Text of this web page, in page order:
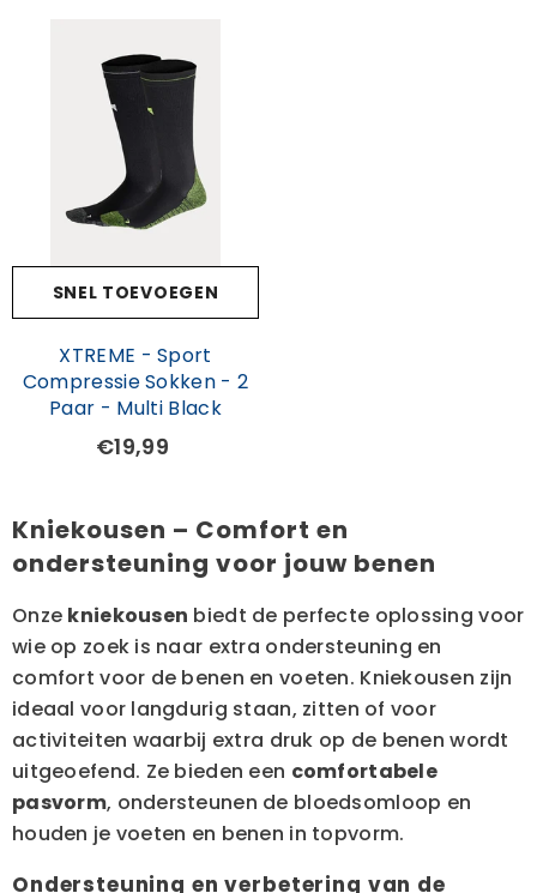
SNEL TOEVOEGEN
XTREME - Sport
Compressie Sokken - 2
Paar - Multi Black
€19,99
Kniekousen – Comfort en
ondersteuning voor jouw benen
Onze kniekousen biedt de perfecte oplossing voor
wie op zoek is naar extra ondersteuning en
comfort voor de benen en voeten. Kniekousen zijn
ideaal voor langdurig staan, zitten of voor
activiteiten waarbij extra druk op de benen wordt
uitgeoefend. Ze bieden een comfortabele
pasvorm, ondersteunen de bloedsomloop en
houden je voeten en benen in topvorm.
Ondersteuning en verbetering van de